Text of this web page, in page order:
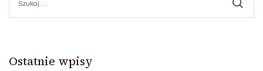
Ostatnie wpisy